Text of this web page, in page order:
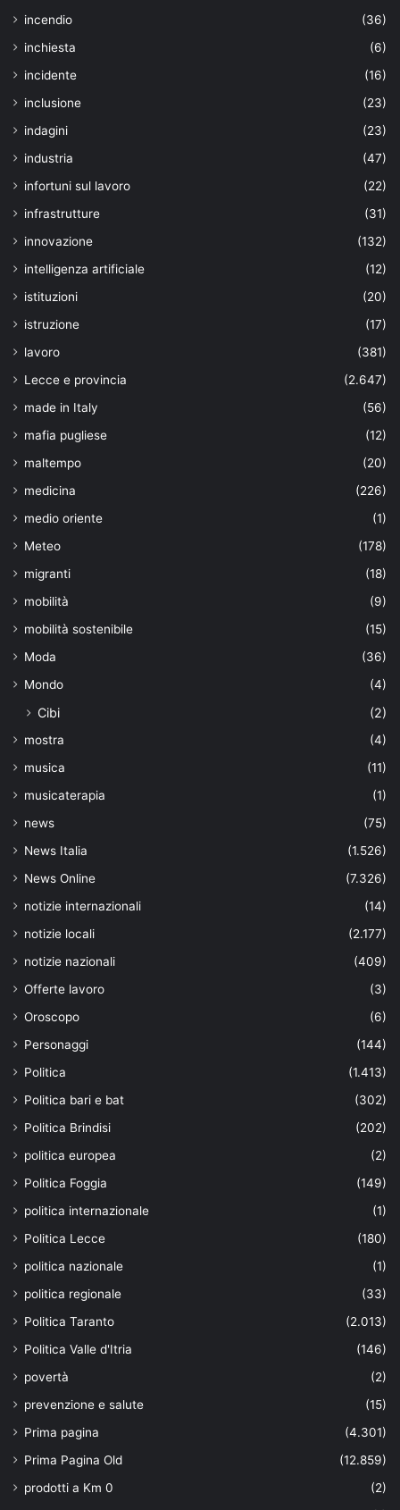
incendio
(36)
inchiesta
(6)
incidente
(16)
inclusione
(23)
indagini
(23)
industria
(47)
infortuni sul lavoro
(22)
infrastrutture
(31)
innovazione
(132)
intelligenza artificiale
(12)
istituzioni
(20)
istruzione
(17)
lavoro
(381)
Lecce e provincia
(2.647)
made in Italy
(56)
mafia pugliese
(12)
maltempo
(20)
medicina
(226)
medio oriente
(1)
Meteo
(178)
migranti
(18)
mobilità
(9)
mobilità sostenibile
(15)
Moda
(36)
Mondo
(4)
Cibi (2)
mostra
(4)
musica
(11)
musicaterapia
(1)
news
(75)
News Italia
(1.526)
News Online
(7.326)
notizie internazionali
(14)
notizie locali
(2.177)
notizie nazionali
(409)
Offerte lavoro
(3)
Oroscopo
(6)
Personaggi
(144)
Politica
(1.413)
Politica bari e bat
(302)
Politica Brindisi
(202)
politica europea
(2)
Politica Foggia
(149)
politica internazionale
(1)
Politica Lecce
(180)
politica nazionale
(1)
politica regionale
(33)
Politica Taranto
(2.013)
Politica Valle d'Itria
(146)
povertà
(2)
prevenzione e salute
(15)
Prima pagina
(4.301)
Prima Pagina Old
(12.859)
prodotti a Km 0
(2)